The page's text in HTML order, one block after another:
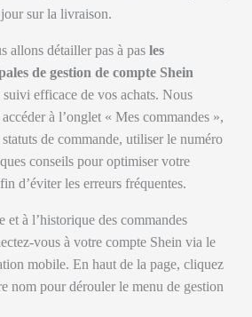
sur la livraison.
allons détailler pas à pas les
de gestion de compte Shein
efficace de vos achats. Nous
à l’onglet « Mes commandes »,
de commande, utiliser le numéro
conseils pour optimiser votre
d’éviter les erreurs fréquentes.
et à l’historique des commandes
vous à votre compte Shein via le
mobile. En haut de la page, cliquez
nom pour dérouler le menu de gestion